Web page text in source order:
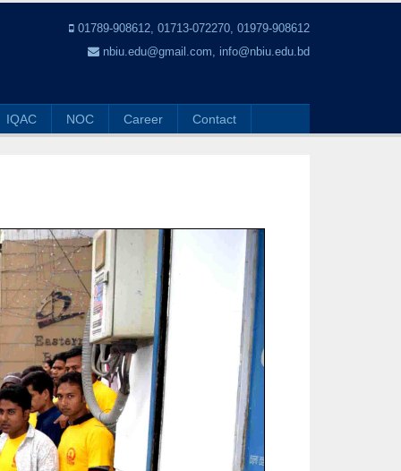
01789-908612, 01713-072270, 01979-908612
nbiu.edu@gmail.com, info@nbiu.edu.bd
IQAC NOC Career Contact